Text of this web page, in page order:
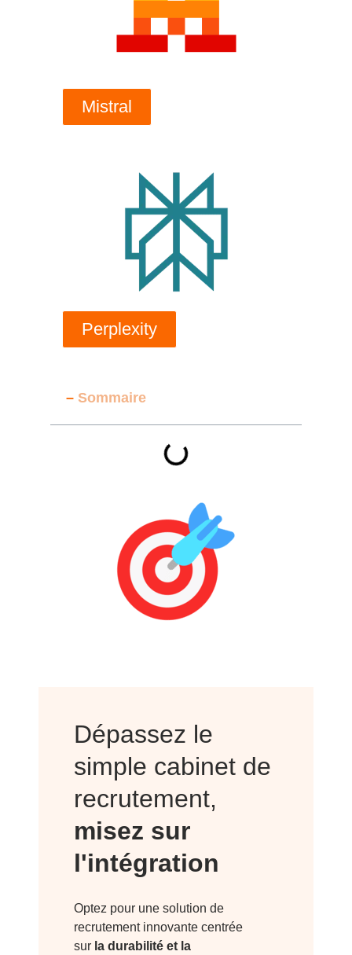
– Sommaire
Dépassez le
simple cabinet de
recrutement,
misez sur
l'intégration
Optez pour une solution de
recrutement innovante centrée
sur la durabilité et la
Mistral
Perplexity